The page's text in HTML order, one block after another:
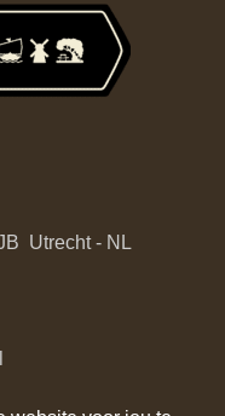
Utrecht - NL